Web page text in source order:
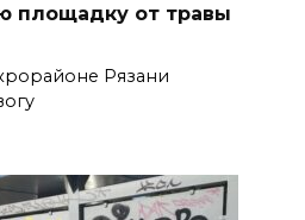
площадку от травы
Рязани